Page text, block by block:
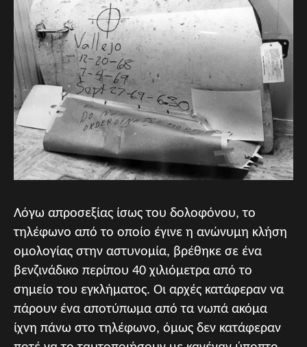
Λόγω απροσεξίας ίσως του δολοφόνου, το
τηλέφωνο από το οποίο έγινε η ανώνυμη κλήση
ομολογίας στην αστυνομία, βρέθηκε σε ένα
βενζινάδικο περίπου 40 χιλιόμετρα από το
σημείο του εγκλήματος. Οι αρχές κατάφεραν να
πάρουν ένα αποτύπωμα από τα νωπά ακόμα
ίχνη πάνω στο τηλέφωνο, όμως δεν κατάφεραν